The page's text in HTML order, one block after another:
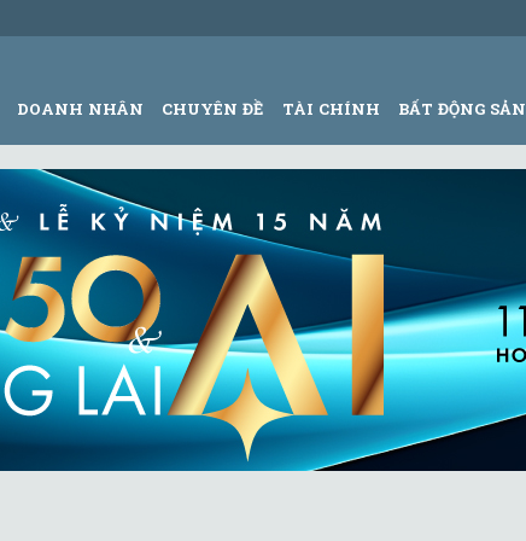
DOANH NHÂN CHUYÊN ĐỀ TÀI CHÍNH BẤT ĐỘNG SẢN